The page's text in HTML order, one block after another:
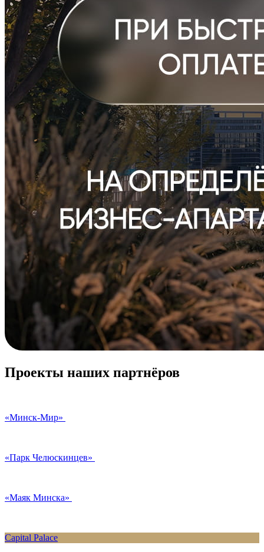
Проекты наших партнёров
«Минск-Мир»
«Парк Челюскинцев»
«Маяк Минска»
Capital Palace